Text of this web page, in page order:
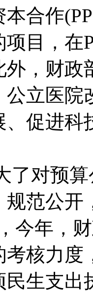
合作
目，在
，财政
立医院
、促进
了对预
范公开
今年，
核力度
民生支出